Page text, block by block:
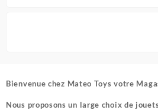
Bienvenue chez Mateo Toys votre
Nous proposons un large choix de